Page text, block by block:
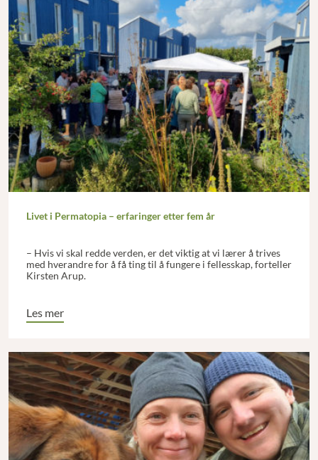
Livet i Permatopia – erfaringer etter fem år
– Hvis vi skal redde verden, er det viktig at vi lærer å trives
med hverandre for å få ting til å fungere i fellesskap, forteller
Kirsten Arup.
Les mer